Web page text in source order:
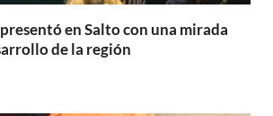
en Salto con una mirada
de la región